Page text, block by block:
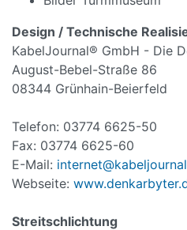
Design / Technische
KabelJournal® GmbH - Die
August-Bebel-Straße 86
08344 Grünhain-Beierfeld
Telefon: 03774 6625-50
Fax: 03774 6625-60
E-Mail:
Webseite:
Streitschlichtung